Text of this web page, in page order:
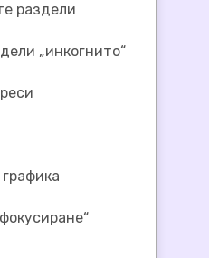
раздели
„инкогнито“